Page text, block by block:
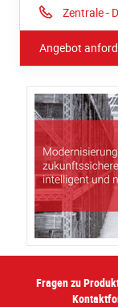
Phone:
Zentrale -
Angebot
Fragen zu